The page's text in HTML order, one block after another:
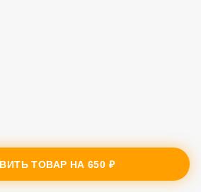
ТОВАР НА650 ₽